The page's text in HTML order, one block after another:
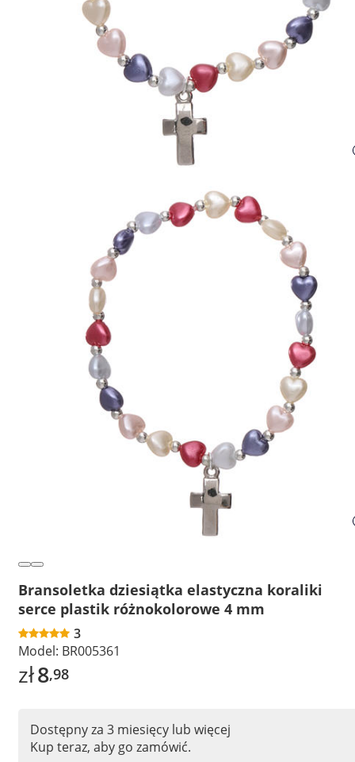
Bransoletka dziesiątka elastyczna koraliki
serce plastik różnokolorowe 4 mm
3
Model: BR005361
zł8,98
Dostępny za 3 miesięcy lub więcej
Kup teraz, aby go zamówić.